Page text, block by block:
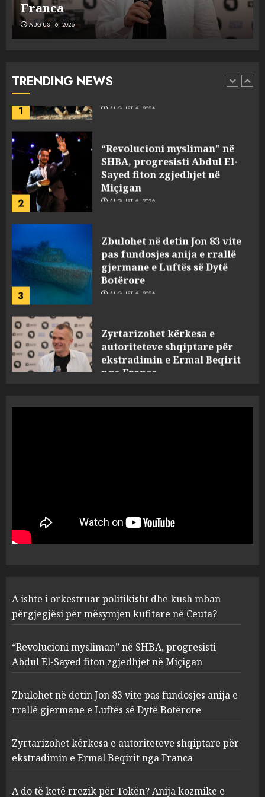
në Hënë
AUGUST 6, 2026
TRENDING NEWS
1
A ishte i orkestruar politikisht
AUGUST 6, 2026
Sayed fiton zgjedhjet në
Miçigan
AUGUST 6, 2026
gjermane e Luftës së Dytë
Botërore
AUGUST 6, 2026
4
ekstradimin e Ermal Beqirit
nga Franca
AUGUST 6, 2026
A do të ketë rrezik për Tokën?
1
për mësymjen kufitare në
Ceuta?
AUGUST 6, 2026
2
SHBA, progresisti Abdul El-
Sayed fiton zgjedhjet në
Miçigan
pas fundosjes anija e rrallë
gjermane e Luftës së Dytë
Botërore
Zyrtarizohet kërkesa e
autoriteteve shqiptare për
A ishte i orkestruar politikisht dhe kush mban
përgjegjësi për mësymjen kufitare në Ceuta?
“Revolucioni mysliman” në SHBA, progresisti
Abdul El-Sayed fiton zgjedhjet në Miçigan
Zbulohet në detin Jon 83 vite pas fundosjes anija e
rrallë gjermane e Luftës së Dytë Botërore
Zyrtarizohet kërkesa e autoriteteve shqiptare për
ekstradimin e Ermal Beqirit nga Franca
A do të ketë rrezik për Tokën? Anija kozmike e